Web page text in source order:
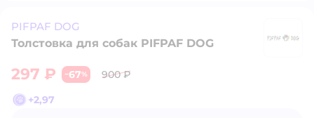
PIFPAF DOG
Толстовка для собак PIFPAF DOG
297 ₽ −67%
900 ₽
+2,97